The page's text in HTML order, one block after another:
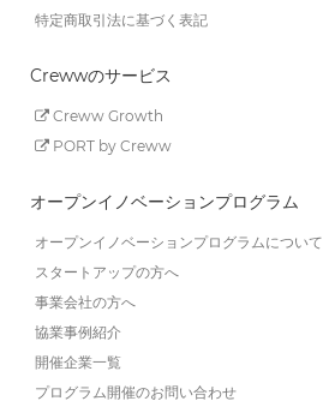
特定商取引法に基づく表記
Crewwのサービス
Creww Growth
PORT by Creww
オープンイノベーションプログラム
オープンイノベーションプログラムについて
スタートアップの方へ
事業会社の方へ
協業事例紹介
開催企業一覧
プログラム開催のお問い合わせ